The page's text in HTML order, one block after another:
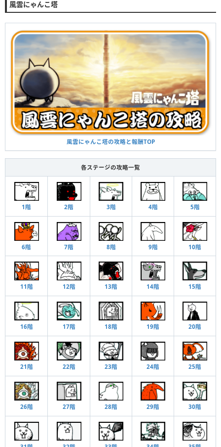
風雲にゃんこ塔
風雲にゃんこ塔の攻略と報酬TOP
各ステージの攻略一覧
1階 2階 3階 4階 5階
6階 7階 8階 9階 10階
11階 12階 13階 14階 15階
16階 17階 18階 19階 20階
21階 22階 23階 24階 25階
26階 27階 28階 29階 30階